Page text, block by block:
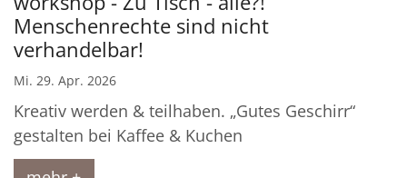
Menschenrechte sind nicht
verhandelbar!
Mi. 29. Apr. 2026
Kreativ werden & teilhaben. „Gutes Geschirr“
gestalten bei Kaffee & Kuchen